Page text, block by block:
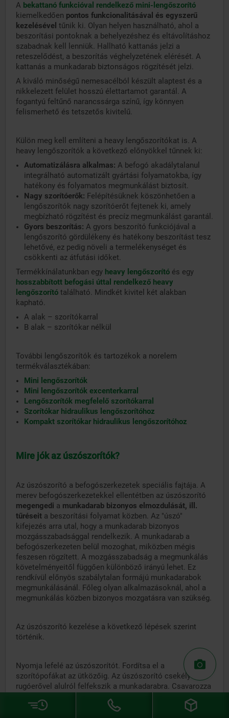
A bekattanó funkcióval rendelkező mini-lengőszorító
kiemelkedően pontos funkcionalitásával és egyszerű
kezelésével tűnik ki. Olyan helyen használható, ahol a
beszorítási pontoknak a behelyezéshez és eltávolításhoz
szabadnak kell lenniük. Hallható kattanás jelzi a
reteszelődést, a beszorítás véghelyzetének elérését. A
kattanás a munkadarab biztonságos rögzítését jelzi.
A kiváló minőségű nemesacélból készült alaptest és a
nikkelezett felület hosszú élettartamot garantál. A
fogantyú feltűnő narancssárga színű, így könnyen
felismerhető és tetszetős kivitelű.
Külön meg kell említeni a heavy lengőszorítókat is. A
heavy lengőszorítók a következő előnyökkel tűnnek ki:
Automatizálásra alkalmas: A befogó akadálytalanul
integrálható automatizált gyártási folyamatokba, így
hatékony és folyamatos megmunkálást biztosít.
Nagy szorítóerők: Felépítésüknek köszönhetően a
lengőszorítók nagy szorítóerőt fejtenek ki, amely
megbízható rögzítést és precíz megmunkálást garantál.
Gyors beszorítás: A gyors beszorító funkciójával a
lengőszorító gördülékeny és hatékony beszorítást tesz
lehetővé, ez pedig növeli a termelékenységet és
csökkenti az átfutási időket.
Termékkínálatunkban egy heavy lengőszorító és egy
hosszabbított befogási úttal rendelkező heavy
lengőszorító található. Mindkét kivitel két alakban
kapható.
A alak – szorítókarral
B alak – szorítókar nélkül
További lengőszorítók és tartozékok a norelem
termékválasztékában:
Mini lengőszorítók
Mini lengőszorítók excenterkarral
Lengőszorítók megfelelő szorítókarral
Szorítókar hidraulikus lengőszorítóhoz
Kompakt szorítókar hidraulikus lengőszorítóhoz
Mire jók az úszószorítók?
Az úszószorító a befogószerkezetek speciális fajtája. A
merev befogószerkezetekkel ellentétben az úszószorító
megengedi a munkadarab bizonyos elmozdulását, ill.
tűréseit a beszorítási folyamat közben. Az "úszó"
kifejezés arra utal, hogy a munkadarab bizonyos
mozgásszabadsággal rendelkezik. A munkadarab a
befogószerkezeten belül mozoghat, miközben mégis
feszesen rögzített. A mozgásszabadság a megmunkálás
követelményeitől függően különböző irányú lehet. Ez
rendkívül előnyös szabálytalan formájú munkadarabok
megmunkálásánál. Főleg olyan alkalmazásoknál, ahol a
megmunkálás közben bizonyos mozgatásra van szükség.
Az úszószorító kezelése a következő lépések szerint
történik.
Nyomja lefelé az úszószorítót. Fordítsa el a
szorítópofákat az ütközőig. Az úszószorító csekély
rugóerővel alulról felfekszik a munkadarabra. Csavarozza
be az úszószorítót a hatlapú anyával (SW 18), (ügyeljen a
min. és max. forgatónyomatékra). A befogási folyamat